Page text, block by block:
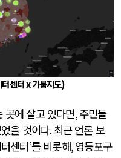
터센터x가뭄지도)
곳에 살고 있다면,주민들
을 것이다.최근 언론 보
센터’를 비롯해,영등포구